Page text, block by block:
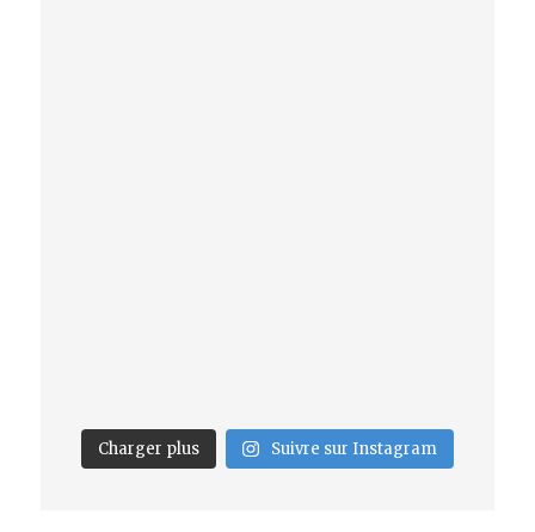
Charger plus Suivre sur Instagram